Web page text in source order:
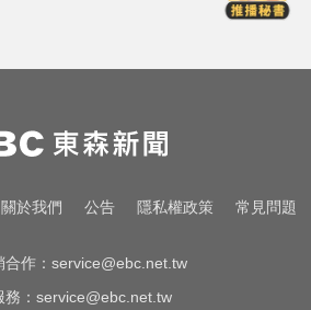
生迷思！林慶順教授「4
世」女兒悲痛證實
禍！電動車失控連撞13
關於我們 公告 隱私權政策 常見問題
作： service@ebc.net.tw
： service@ebc.net.tw